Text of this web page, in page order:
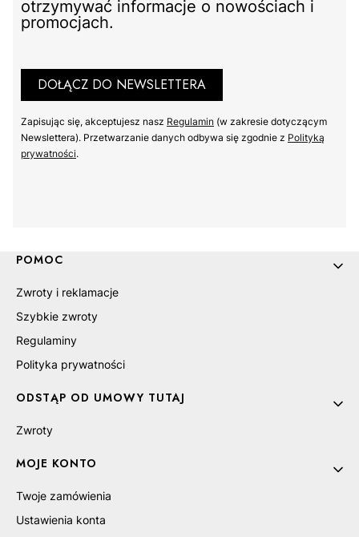
otrzymywać informacje o nowościach i
promocjach.
DOŁĄCZ DO NEWSLETTERA
Zapisując się, akceptujesz nasz Regulamin (w zakresie dotyczącym
Newslettera). Przetwarzanie danych odbywa się zgodnie z Polityką
prywatności.
Linki w stopce
POMOC
Zwroty i reklamacje
Szybkie zwroty
Regulaminy
Polityka prywatności
ODSTĄP OD UMOWY TUTAJ
Zwroty
MOJE KONTO
Twoje zamówienia
Ustawienia konta